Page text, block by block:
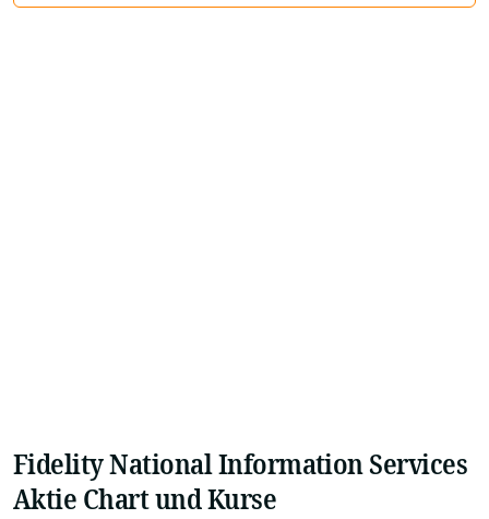
Fidelity National Information Services
Aktie Chart und Kurse